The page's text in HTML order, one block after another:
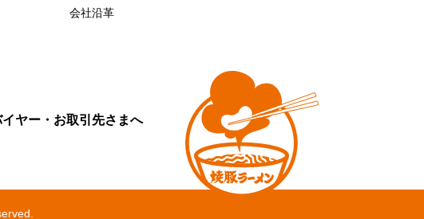
会社沿革
イヤー・お取引先さまへ